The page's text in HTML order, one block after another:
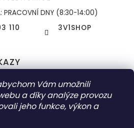
Vám umožnili
a díky analýze provozu
jeho funkce, výkon a
PRACOVNÍ DNY (8:30-14:00)
110
3V1SHOP